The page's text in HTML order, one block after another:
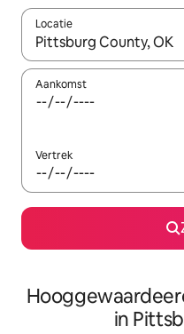
Locatie
Wanneer er resultaten
Aankomst
Vertrek
in